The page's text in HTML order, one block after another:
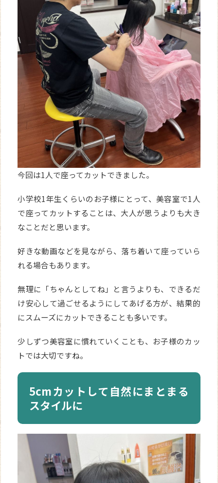
今回は1人で座ってカットできました。
小学校1年生くらいのお子様にとって、美容室で1人
で座ってカットすることは、大人が思うよりも大き
なことだと思います。
好きな動画などを見ながら、落ち着いて座っていら
れる場合もあります。
無理に「ちゃんとしてね」と言うよりも、できるだ
け安心して過ごせるようにしてあげる方が、結果的
にスムーズにカットできることも多いです。
少しずつ美容室に慣れていくことも、お子様のカッ
トでは大切ですね。
5cmカットして自然にまとまる
スタイルに